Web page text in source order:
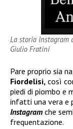
La storia Instagram
Giulio Fratini
Pare proprio sia
Fiordelisi, così
piedi di piombo e
infatti una vera e
Instagram che
frequentazione.